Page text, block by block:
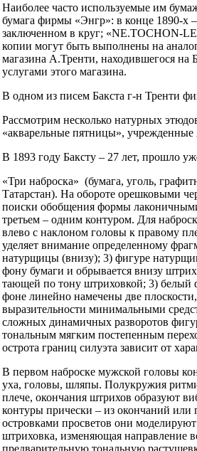
Наиболее часто используемые им
бумага фирмы «Энгр»: в конце 1890-х
заключенном в круг; «NE.TOCHON-
копии могут быть выполнены на
магазина А.Тренти, находившегося на
услугами этого магазина.
В одном из писем Бакста г-н Тренти
Рассмотрим несколько натурных
«акварельные пятницы»,
В 1893 году Баксту – 27 лет, прошло
«Три наброска» (бумага, уголь,
Татарстан). На обороте орешковыми
поиски обобщения формы
третьем – одним контуром. Для
влево с наклоном головы к правому
уделяет внимание определенному
натурщицы (внизу); 3) фигуре
фону бумаги и обрывается внизу
тающей по тону штриховкой; 3) белый
фоне линейно намечены две
выразительности минимальными
сложных динамичных разворотов
тональным мягким постепенным
острота границ силуэта зависит от
В первом наброске мужской головы
уха, головы, шляпы. Полукружия
плече, окончания штрихов образуют
контуры прически – из окончаний
островками просветов они
штриховка, изменяющая направление
предварительную тональную